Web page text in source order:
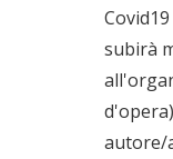
subirà
autore/